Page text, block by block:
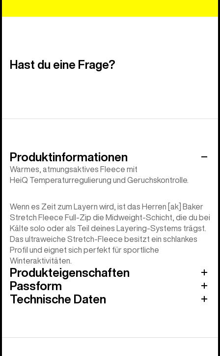
Hast du eine Frage?
Produktinformationen
Warmes, atmungsaktives Fleece mit
HeiQ Temperaturregulierung und Geruchskontrolle.
Wenn es Zeit zum Layern wird, ist das Herren [ak] Baker
Stretch Fleece Full-Zip die Midweight-Schicht, die du bei
Kälte solo oder als Teil deines Layering-Systems trägst.
Das ultraweiche Stretch-Fleece besitzt ein schlankes
Profil und eignet sich perfekt für sportliche
Winteraktivitäten.
Produkteigenschaften
Passform
Technische Daten